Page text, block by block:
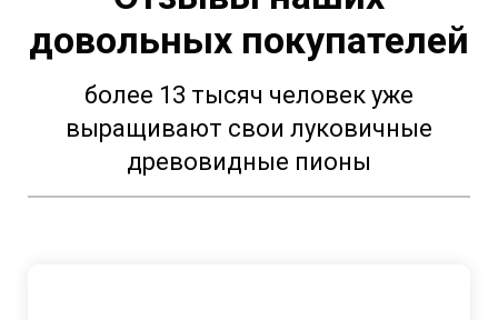
довольных покупателей
более 13 тысяч человек уже
выращивают свои луковичные
древовидные пионы